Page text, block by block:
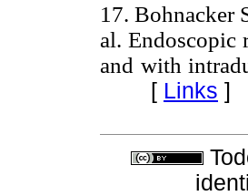
17. Bohnacker
al. Endoscopic
and with
[ Links ]